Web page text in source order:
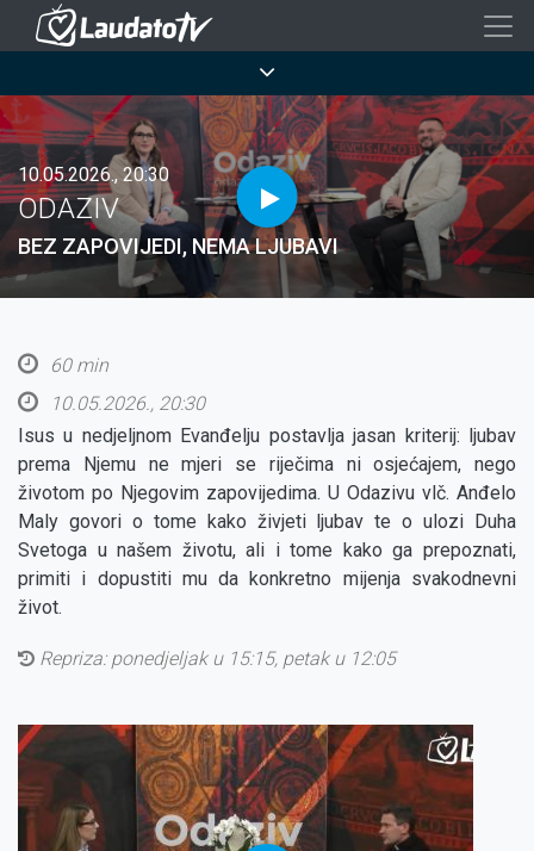
Skoči
sadržaj
10.05.2026., 20:30
ODAZIV
BEZ ZAPOVIJEDI, NEMA LJUBAVI
60 min
10.05.2026., 20:30
Isus u nedjeljnom Evanđelju postavlja jasan kriterij: ljubav
prema Njemu ne mjeri se riječima ni osjećajem, nego
životom po Njegovim zapovijedima. U Odazivu vlč. Anđelo
Maly govori o tome kako živjeti ljubav te o ulozi Duha
Svetoga u našem životu, ali i tome kako ga prepoznati,
primiti i dopustiti mu da konkretno mijenja svakodnevni
život.
Repriza: ponedjeljak u 15:15, petak u 12:05